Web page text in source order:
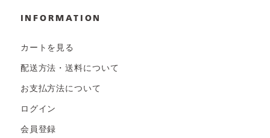
INFORMATION
カートを見る
配送方法・送料について
お支払方法について
ログイン
会員登録